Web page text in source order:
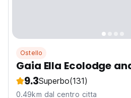
Ostello
Gaia Ella Ecolodge
9.3Superbo(131)
0.49km dal centro citta